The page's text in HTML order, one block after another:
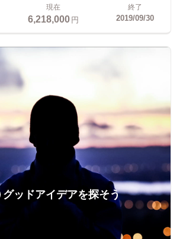
現在
6,218,000円
終了
2019/09/30
グッドアイデアを探そう